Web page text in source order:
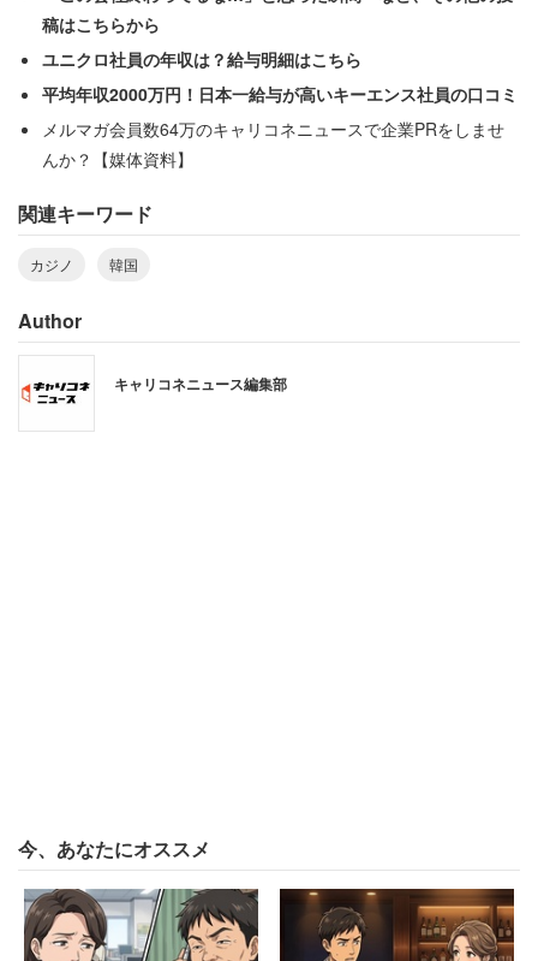
「行く」と答えた人からは、
「海外という非日常の世界だから、いつもしないカ
ジノで少々遊ぼうという気持ちになるだけだから」
（60代男性）
「海外で行くのは海外旅行でテンションが上ってい
稿はこちらから
ユニクロ社員の年収は？給与明細はこちら
平均年収2000万円！日本一給与が高いキーエンス社員の口コミ
メルマガ会員数64万のキャリコネニュースで企業PRをしませ
んか？【媒体資料】
関連キーワード
カジノ 韓国
Author
キャリコネニュース編集部
今、あなたにオススメ